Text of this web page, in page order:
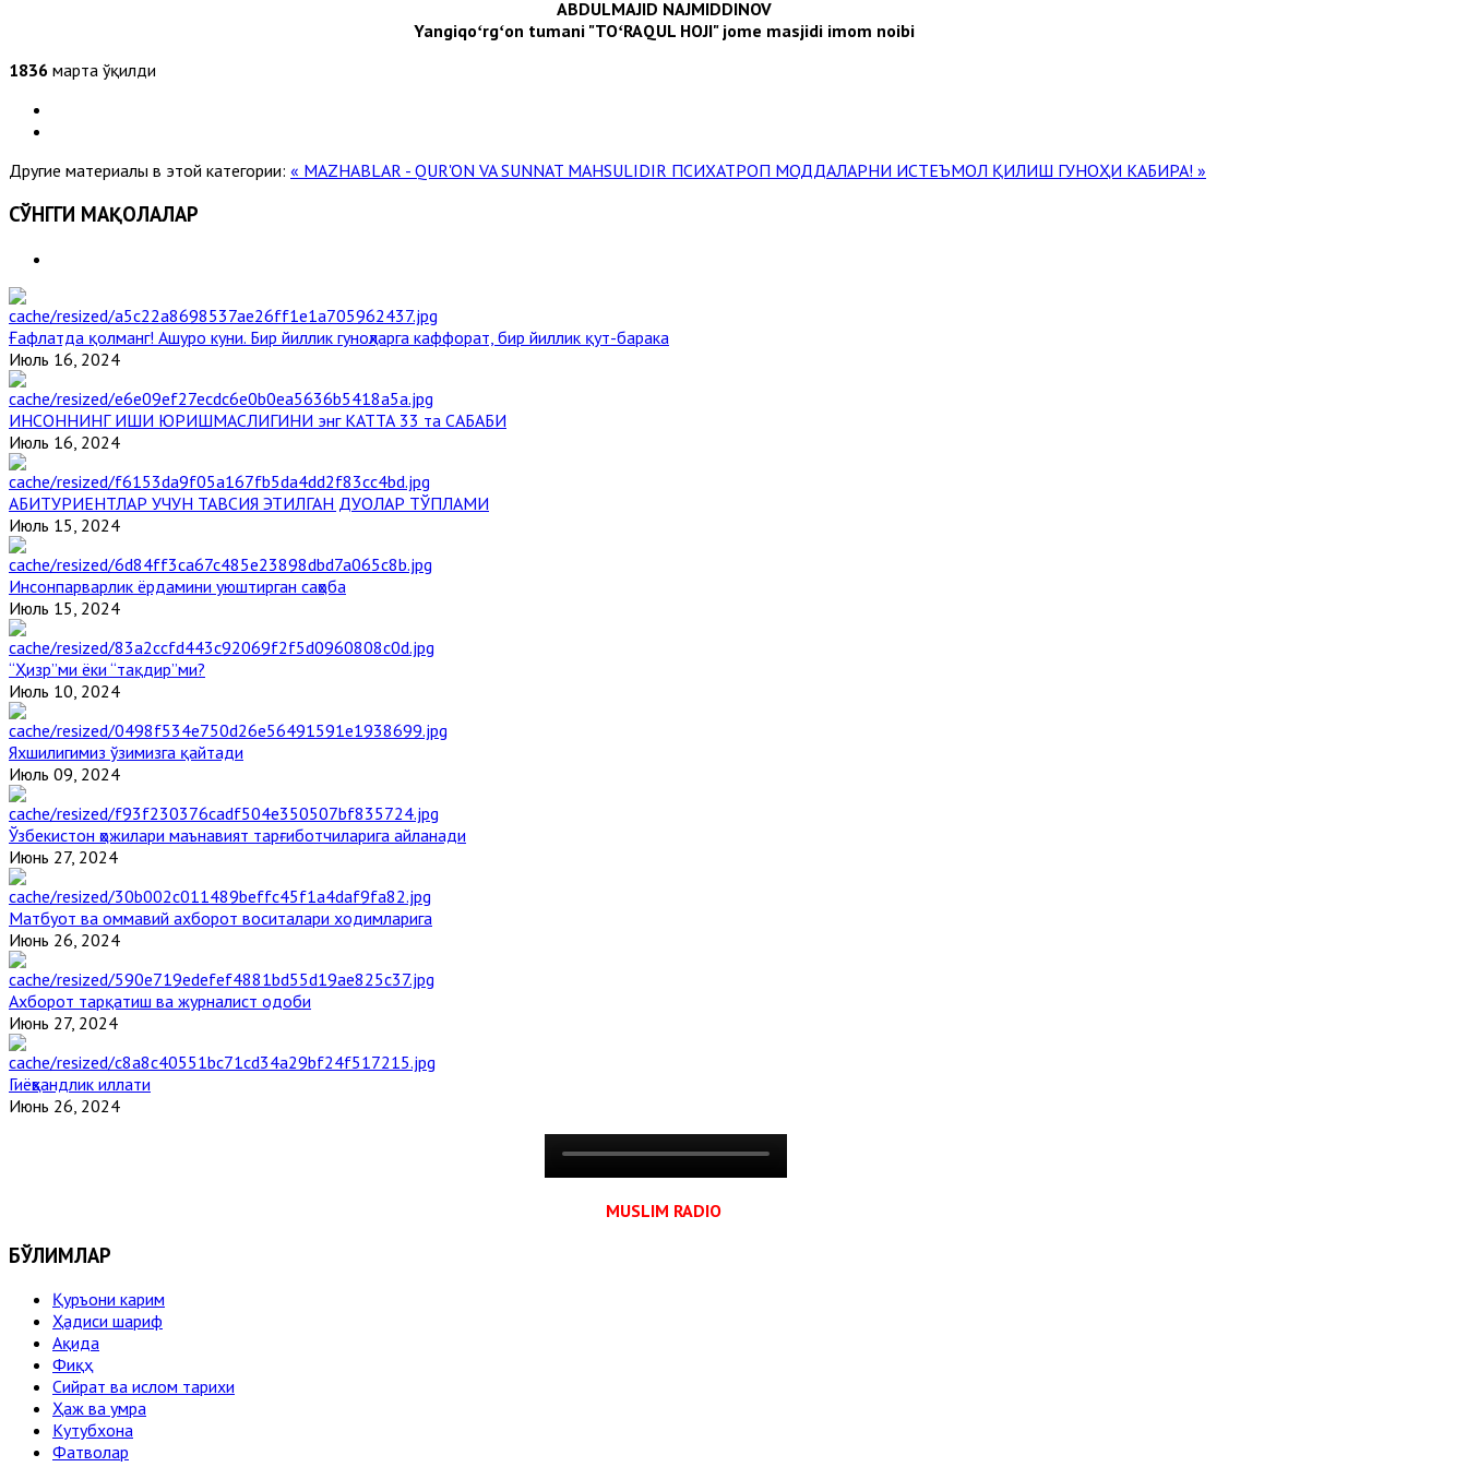
ABDULMAJID NAJMIDDINOV
Yangiqoʻrgʻon tumani "TOʻRAQUL HOJI" jome masjidi imom noibi
1836 марта ўқилди
Другие материалы в этой категории: « MAZHABLAR - QUR'ON VA SUNNAT MAHSULIDIR ПСИХАТРОП МОДДАЛАРНИ ИСТЕЪМОЛ ҚИЛИШ ГУНОҲИ КАБИРА! »
СЎНГГИ МАҚОЛАЛАР
Ғафлатда қолманг! Ашуро куни. Бир йиллик гуноҳларга каффорат, бир йиллик қут-барака
Июль 16, 2024
ИНСОННИНГ ИШИ ЮРИШМАСЛИГИНИ энг КАТТА 33 та САБАБИ
Июль 16, 2024
АБИТУРИЕНТЛАР УЧУН ТАВСИЯ ЭТИЛГАН ДУОЛАР ТЎПЛАМИ
Июль 15, 2024
Инсонпарварлик ёрдамини уюштирган саҳоба
Июль 15, 2024
“Ҳизр”ми ёки “тақдир”ми?
Июль 10, 2024
Яхшилигимиз ўзимизга қайтади
Июль 09, 2024
Ўзбекистон ҳожилари маънавият тарғиботчиларига айланади
Июнь 27, 2024
Матбуот ва оммавий ахборот воситалари ходимларига
Июнь 26, 2024
Ахборот тарқатиш ва журналист одоби
Июнь 27, 2024
Гиёҳвандлик иллати
Июнь 26, 2024
MUSLIM RADIO
БЎЛИМЛАР
Қуръони карим
Ҳадиси шариф
Ақида
Фиқҳ
Сийрат ва ислом тарихи
Ҳаж ва умра
Кутубхона
Фатволар